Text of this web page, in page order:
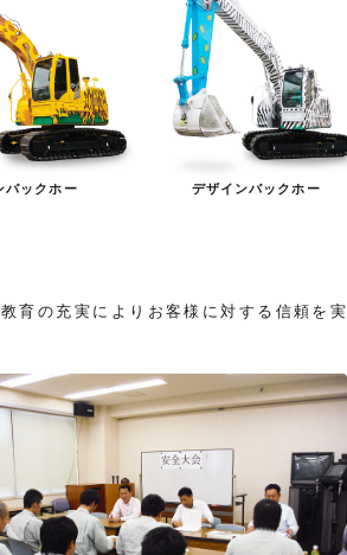
バックホー デザインバックホー
育の充実によりお客様に対する信頼を実